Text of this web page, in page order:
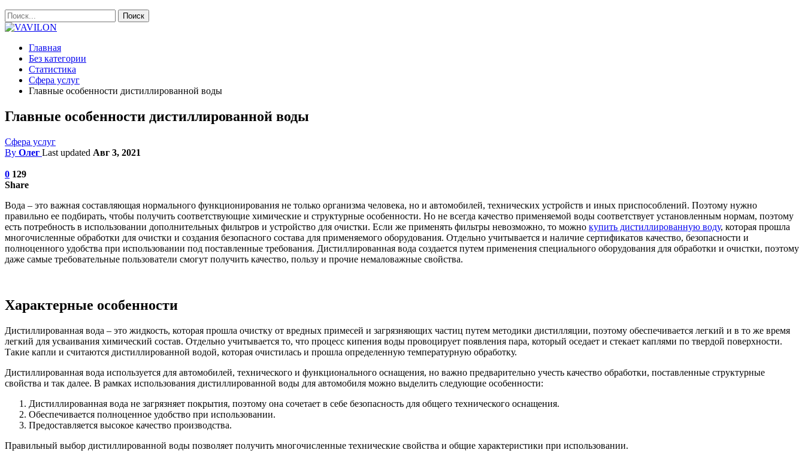
Главная
Без категории
Статистика
Сфера услуг
Главные особенности дистиллированной воды
Главные особенности дистиллированной воды
Сфера услуг
By Олег Last updated Авг 3, 2021
0 129
Share
Вода – это важная составляющая нормального функционирования не только организма человека, но и автомобилей, технических устройств и иных приспособлений. Поэтому нужно
правильно ее подбирать, чтобы получить соответствующие химические и структурные особенности. Но не всегда качество применяемой воды соответствует установленным нормам, поэтому
есть потребность в использовании дополнительных фильтров и устройство для очистки. Если же применять фильтры невозможно, то можно купить дистиллированную воду, которая прошла
многочисленные обработки для очистки и создания безопасного состава для применяемого оборудования. Отдельно учитывается и наличие сертификатов качество, безопасности и
полноценного удобства при использовании под поставленные требования. Дистиллированная вода создается путем применения специального оборудования для обработки и очистки, поэтому
даже самые требовательные пользователи смогут получить качество, пользу и прочие немаловажные свойства.
Характерные особенности
Дистиллированная вода – это жидкость, которая прошла очистку от вредных примесей и загрязняющих частиц путем методики дистилляции, поэтому обеспечивается легкий и в то же время
легкий для усваивания химический состав. Отдельно учитывается то, что процесс кипения воды провоцирует появления пара, который оседает и стекает каплями по твердой поверхности.
Такие капли и считаются дистиллированной водой, которая очистилась и прошла определенную температурную обработку.
Дистиллированная вода используется для автомобилей, технического и функционального оснащения, но важно предварительно учесть качество обработки, поставленные структурные
свойства и так далее. В рамках использования дистиллированной воды для автомобиля можно выделить следующие особенности:
Дистиллированная вода не загрязняет покрытия, поэтому она сочетает в себе безопасность для общего технического оснащения.
Обеспечивается полноценное удобство при использовании.
Предоставляется высокое качество производства.
Правильный выбор дистиллированной воды позволяет получить многочисленные технические свойства и общие характеристики при использовании.